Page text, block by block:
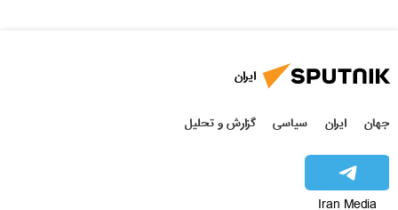
ایران
جهان ایران سیاسی گزارش و تحلیل